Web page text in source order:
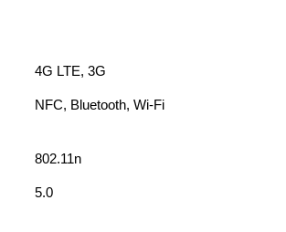
4G LTE, 3G
NFC, Bluetooth, Wi-Fi
802.11n
5.0